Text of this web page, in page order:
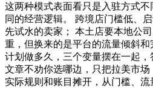
这两种模式表面看只是入驻方式
同的经营逻辑。 跨境店门槛低、
先试水的卖家； 本土店要本地公
重，但换来的是平台的流量倾斜和
计划做多久，三个变量摆在一起
文章不劝你选哪边，只把拉美市
实际规则和账目摊开，从门槛、